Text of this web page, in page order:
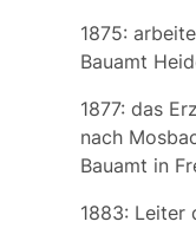
1875:
Bauamt
1877: das
nach
Bauamt in
1883: Leiter